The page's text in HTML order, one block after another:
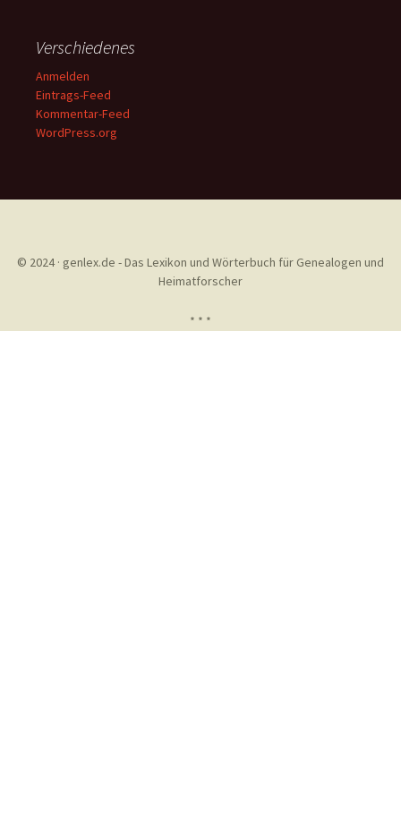
Verschiedenes
Anmelden
Eintrags-Feed
Kommentar-Feed
WordPress.org
© 2024 · genlex.de - Das Lexikon und Wörterbuch für Genealogen und
Heimatforscher
* * *